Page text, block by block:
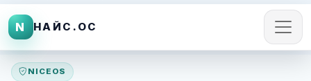
N НАЙС.ОС
NICEOS